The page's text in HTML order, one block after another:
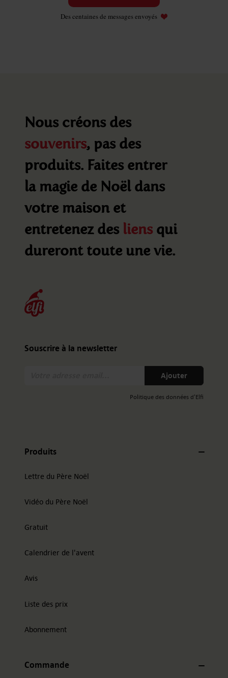
Des centaines de messages envoyés
Nous créons des
souvenirs, pas des
produits. Faites entrer
la magie de Noël dans
votre maison et
entretenez des liensqui
dureront toute une vie.
Souscrire à la newsletter
Ajouter
Politique des données d'Elfi
Produits
Lettre du Père Noël
Vidéo du Père Noël
Gratuit
Calendrier de l'avent
Avis
Liste des prix
Abonnement
Commande